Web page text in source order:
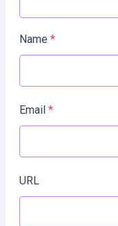
Name *
Email *
URL